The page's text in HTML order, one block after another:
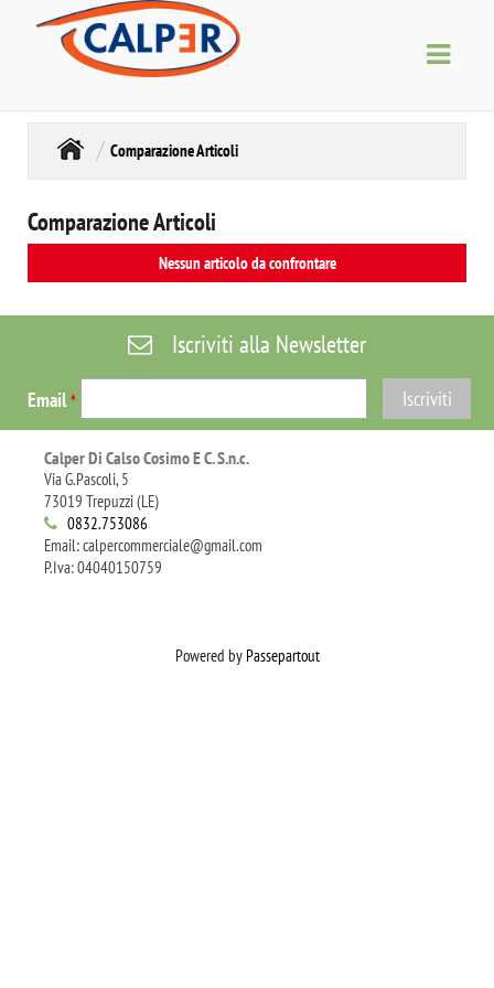
Comparazione Articoli
Comparazione Articoli
Nessun articolo da confrontare
Iscriviti alla Newsletter
Email*
Calper Di Calso Cosimo E C. S.n.c.
Via G.Pascoli, 5
73019 Trepuzzi (LE)
0832.753086
Email: calpercommerciale@gmail.com
P.Iva: 04040150759
Powered by Passepartout